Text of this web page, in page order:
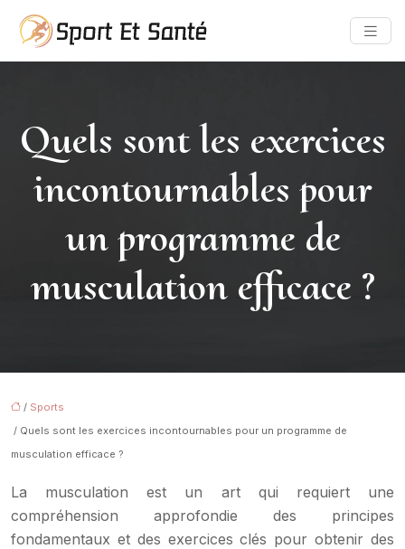
Quels sont les exercices
incontournables pour
un programme de
musculation efficace ?
/ Sports
/ Quels sont les exercices incontournables pour un programme de
musculation efficace ?
La musculation est un art qui requiert une
compréhension approfondie des principes
fondamentaux et des exercices clés pour obtenir des